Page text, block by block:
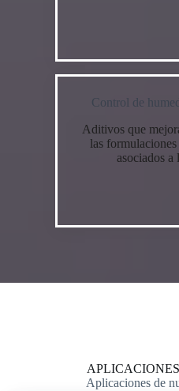
Control de
Aditivos que
las
asociados a
Aplicaciones de